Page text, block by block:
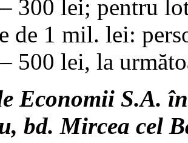
300 lei; pentru
de 1 mil. lei:
500 lei, la
Economii S.A.
bd. Mircea cel